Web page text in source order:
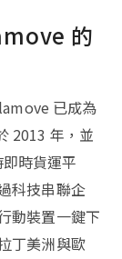
的
已成為
2013 年，並
時貨運平
科技串聯企
動裝置一鍵下
丁美洲與歐